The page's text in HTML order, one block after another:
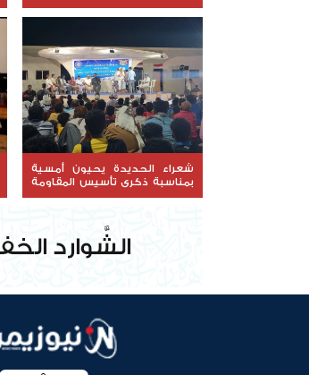
شعراء الحديدة يحيون أمسية
بمناسبة ذكرى تأسيس المقاومة
الوطنية